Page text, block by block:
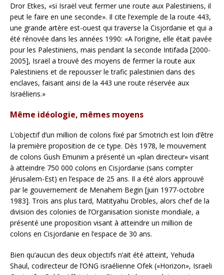
Dror Etkes, «si Israël veut fermer une route aux Palestiniens, il
peut le faire en une seconde». Il cite l’exemple de la route 443,
une grande artère est-ouest qui traverse la Cisjordanie et qui a
été rénovée dans les années 1990: «A l’origine, elle était pavée
pour les Palestiniens, mais pendant la seconde Intifada [2000-
2005], Israël a trouvé des moyens de fermer la route aux
Palestiniens et de repousser le trafic palestinien dans des
enclaves, faisant ainsi de la 443 une route réservée aux
Israéliens.»
Même idéologie, mêmes moyens
L’objectif d’un million de colons fixé par Smotrich est loin d’être
la première proposition de ce type. Dès 1978, le mouvement
de colons Gush Emunim a présenté un «plan directeur» visant
à atteindre 750 000 colons en Cisjordanie (sans compter
Jérusalem-Est) en l’espace de 25 ans. Il a été alors approuvé
par le gouvernement de Menahem Begin [juin 1977-octobre
1983]. Trois ans plus tard, Matityahu Drobles, alors chef de la
division des colonies de l’Organisation sioniste mondiale, a
présenté une proposition visant à atteindre un million de
colons en Cisjordanie en l’espace de 30 ans.
Bien qu’aucun des deux objectifs n’ait été atteint, Yehuda
Shaul, codirecteur de l’ONG israélienne Ofek («Horizon», Israeli